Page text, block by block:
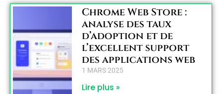
Chrome Web Store :
analyse des taux
d’adoption et de
l’excellent support
des applications web
1 MARS 2025
Lire plus »